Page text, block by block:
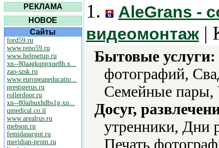
РЕКЛАМА
НОВОЕ
Сайты
ford59.ru
www.reno59.ru
www.helpsetup.ru
xn--80aagkqppxqe8h.x...
zao-szsk.ru
www.europeaneducatio...
prestigerus.ru
rollerdoor.ru
xn--80aibuxhdbs1g.xn...
qmedical.co.il
www.arealrus.ru
mebson.ru
femidasurgut.ru
meridian-prom.ru
1.
AleGrans -
видеомонтаж |
Бытовые услуги:
фотографий,
Семейные пары,
Досуг,
утренники, Дни
Печать